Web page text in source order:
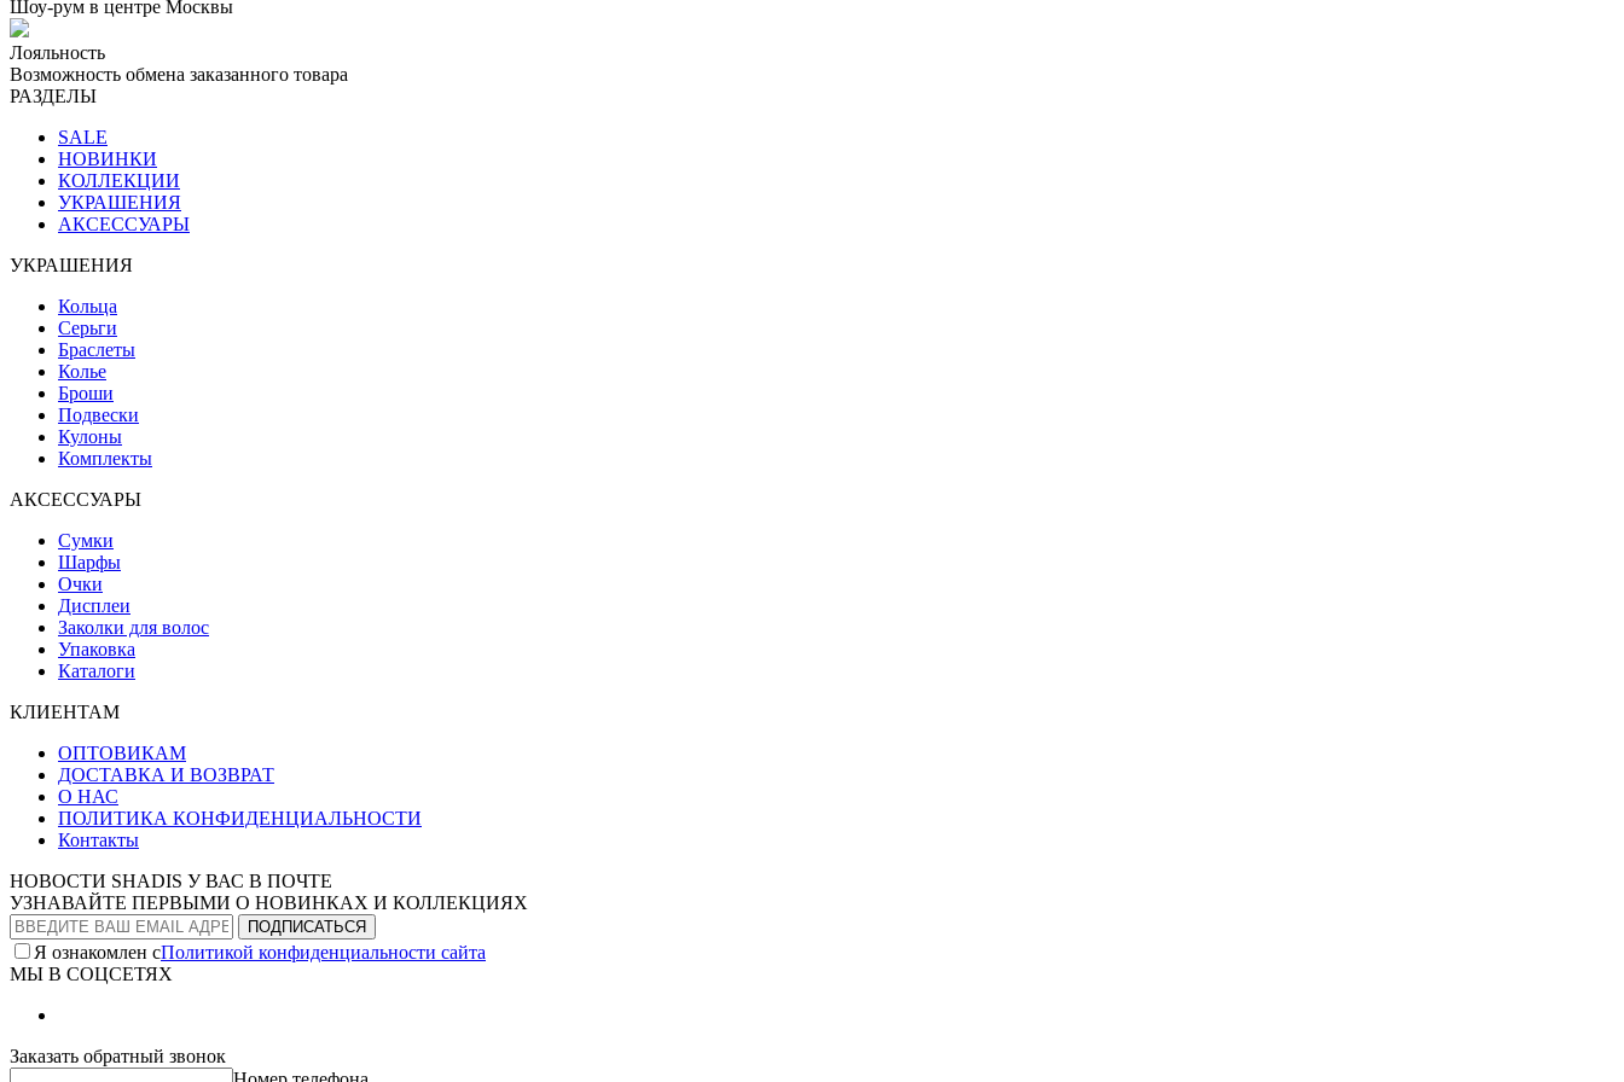
Шоу-рум в центре Москвы
Лояльность
Возможность обмена заказанного товара
РАЗДЕЛЫ
SALE
НОВИНКИ
КОЛЛЕКЦИИ
УКРАШЕНИЯ
АКСЕССУАРЫ
УКРАШЕНИЯ
Кольца
Серьги
Браслеты
Колье
Броши
Подвески
Кулоны
Комплекты
АКСЕССУАРЫ
Сумки
Шарфы
Очки
Дисплеи
Заколки для волос
Упаковка
Каталоги
КЛИЕНТАМ
ОПТОВИКАМ
ДОСТАВКА И ВОЗВРАТ
О НАС
ПОЛИТИКА КОНФИДЕНЦИАЛЬНОСТИ
Контакты
НОВОСТИ SHADIS У ВАС В ПОЧТЕ
УЗНАВАЙТЕ ПЕРВЫМИ О НОВИНКАХ И КОЛЛЕКЦИЯХ
Я ознакомлен сПолитикой конфиденциальности сайта
МЫ В СОЦСЕТЯХ
Заказать обратный звонок